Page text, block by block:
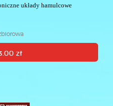
układy hamulcowe
zł